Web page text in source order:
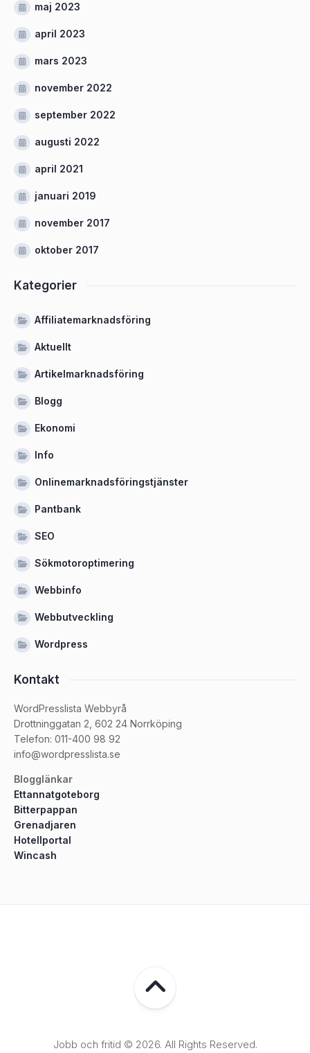
maj 2023
april 2023
mars 2023
november 2022
september 2022
augusti 2022
april 2021
januari 2019
november 2017
oktober 2017
Kategorier
Affiliatemarknadsföring
Aktuellt
Artikelmarknadsföring
Blogg
Ekonomi
Info
Onlinemarknadsföringstjänster
Pantbank
SEO
Sökmotoroptimering
Webbinfo
Webbutveckling
Wordpress
Kontakt
WordPresslista Webbyrå
Drottninggatan 2, 602 24 Norrköping
Telefon: 011-400 98 92
info@wordpresslista.se
Blogglänkar
Ettannatgoteborg
Bitterpappan
Grenadjaren
Hotellportal
Wincash
Jobb och fritid © 2026. All Rights Reserved.